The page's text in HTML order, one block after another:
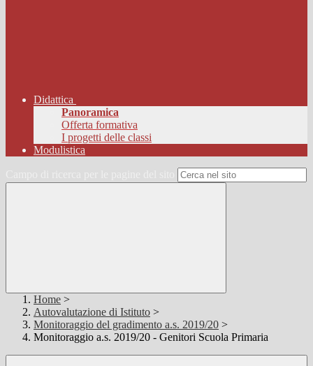
Didattica
Panoramica
Offerta formativa
I progetti delle classi
Modulistica
Home >
Autovalutazione di Istituto >
Monitoraggio del gradimento a.s. 2019/20 >
Monitoraggio a.s. 2019/20 - Genitori Scuola Primaria